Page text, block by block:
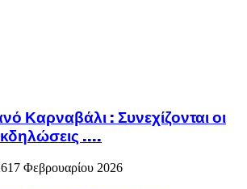
Καρναβάλι : Συνεχίζονται οι
….
17 Φεβρουαρίου 2026